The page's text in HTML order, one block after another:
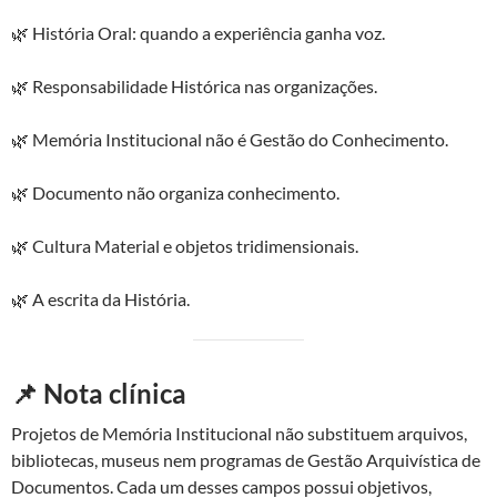
🌿 História Oral: quando a experiência ganha voz.
🌿 Responsabilidade Histórica nas organizações.
🌿 Memória Institucional não é Gestão do Conhecimento.
🌿 Documento não organiza conhecimento.
🌿 Cultura Material e objetos tridimensionais.
🌿 A escrita da História.
📌 Nota clínica
Projetos de Memória Institucional não substituem arquivos,
bibliotecas, museus nem programas de Gestão Arquivística de
Documentos. Cada um desses campos possui objetivos,